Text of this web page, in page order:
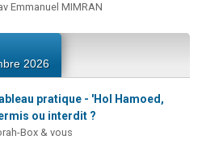
Emmanuel MIMRAN
2026
pratique - 'Hol Hamoed,
ou interdit ?
Box & vous